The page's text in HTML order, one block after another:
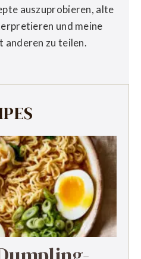
auszuprobieren, alte
und meine
anderen zu teilen.